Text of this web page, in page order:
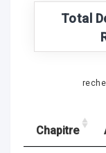
Total
Chapitre